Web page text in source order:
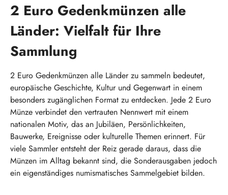
2 Euro Gedenkmünzen alle
Länder: Vielfalt für Ihre
Sammlung
2 Euro Gedenkmünzen alle Länder zu sammeln bedeutet,
europäische Geschichte, Kultur und Gegenwart in einem
besonders zugänglichen Format zu entdecken. Jede 2 Euro
Münze verbindet den vertrauten Nennwert mit einem
nationalen Motiv, das an Jubiläen, Persönlichkeiten,
Bauwerke, Ereignisse oder kulturelle Themen erinnert. Für
viele Sammler entsteht der Reiz gerade daraus, dass die
Münzen im Alltag bekannt sind, die Sonderausgaben jedoch
ein eigenständiges numismatisches Sammelgebiet bilden.